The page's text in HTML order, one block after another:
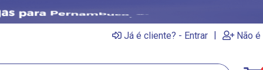
Já é cliente? - Entrar | Não